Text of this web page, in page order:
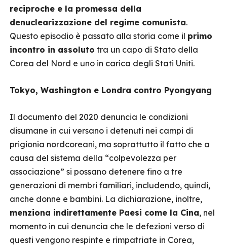
reciproche e la promessa della
denuclearizzazione del regime comunista.
Questo episodio è passato alla storia come il primo
incontro in assoluto tra un capo di Stato della
Corea del Nord e uno in carica degli Stati Uniti.
Tokyo, Washington e Londra contro Pyongyang
Il documento del 2020 denuncia le condizioni
disumane in cui versano i detenuti nei campi di
prigionia nordcoreani, ma soprattutto il fatto che a
causa del sistema della “colpevolezza per
associazione” si possano detenere fino a tre
generazioni di membri familiari, includendo, quindi,
anche donne e bambini. La dichiarazione, inoltre,
menziona indirettamente Paesi come la Cina, nel
momento in cui denuncia che le defezioni verso di
questi vengono respinte e rimpatriate in Corea,